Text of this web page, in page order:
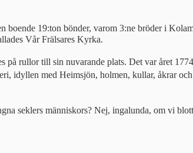
19:ton bönder, varom 3:ne bröder i
Vår Frälsares Kyrka.
på rullor till sin nuvarande plats. Det var året
idyllen med Heimsjön, holmen, kullar, åkrar
seklers människors? Nej, ingalunda, om vi